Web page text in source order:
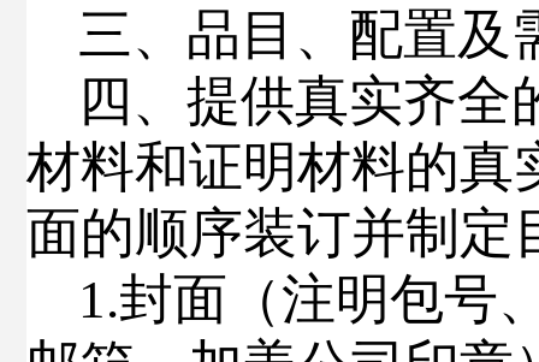
三、 品目、配置及
四 、提供真实齐全
材料和证明材料的真
面的顺序装订并制定
1.封面（注明包号